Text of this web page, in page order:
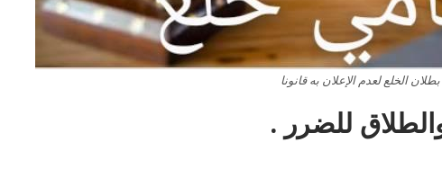
بطلان الخلع لعدم الإعلان به قانونا